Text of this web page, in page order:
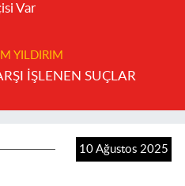
Var
YILDIRIM
İŞLENEN SUÇLAR
10 Ağustos 2025